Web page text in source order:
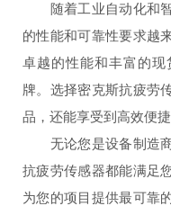
随着工业自动化和智
的性能和可靠性要求越
卓越的性能和丰富的
牌。选择密克斯抗疲劳
品，还能享受到高效便捷
无论您是设备制造商
抗疲劳传感器都能满足
为您的项目提供最可靠